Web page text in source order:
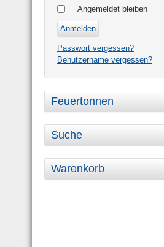
Angemeldet bleiben
Passwort vergessen?
Benutzername vergessen?
Feuertonnen
Suche
Warenkorb